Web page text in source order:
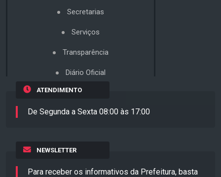
Secretarias
Serviços
Transparência
Diário Oficial
ATENDIMENTO
De Segunda a Sexta 08:00 às 17:00
NEWSLETTER
Para receber os informativos da Prefeitura, basta